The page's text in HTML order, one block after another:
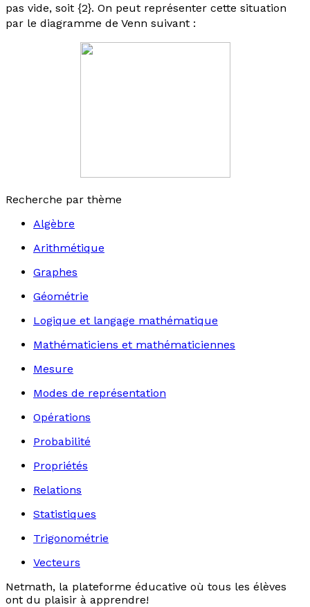
pas vide, soit {2}. On peut représenter cette situation
par le diagramme de Venn suivant :
Recherche par thème
Algèbre
Arithmétique
Graphes
Géométrie
Logique et langage mathématique
Mathématiciens et mathématiciennes
Mesure
Modes de représentation
Opérations
Probabilité
Propriétés
Relations
Statistiques
Trigonométrie
Vecteurs
Netmath, la plateforme éducative où tous les élèves
ont du plaisir à apprendre!